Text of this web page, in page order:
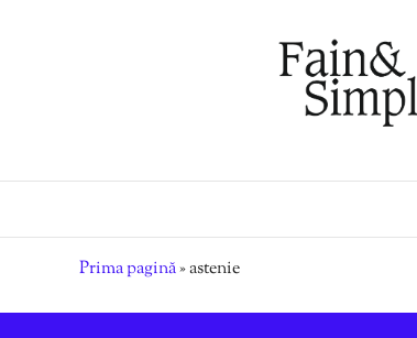
Prima pagină»astenie